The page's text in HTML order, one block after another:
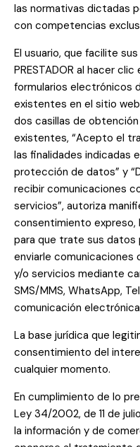
las normativas dictadas
con competencias
El usuario, que facilite
PRESTADOR al hacer clic
formularios electrónicos
existentes en el sitio
dos casillas de
existentes, “Acepto el
las finalidades indicadas
protección de datos” y
recibir comunicaciones
servicios”, autoriza
consentimiento expreso,
para que trate sus datos
enviarle
y/o servicios mediante
SMS/MMS, WhatsApp,
comunicación
La base jurídica que
consentimiento del
cualquier momento.
En cumplimiento de lo
Ley 34/2002, de 11 de
la información y de